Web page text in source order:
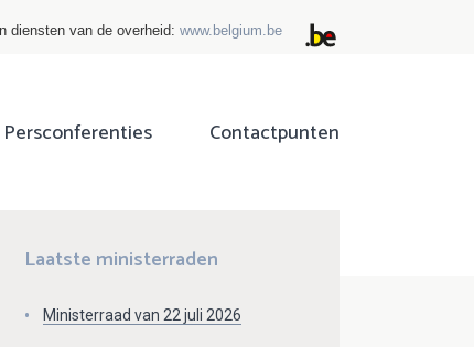
diensten van de overheid: www.belgium.be
Persconferenties Contactpunten
Laatste ministerraden
Ministerraad van 22 juli 2026